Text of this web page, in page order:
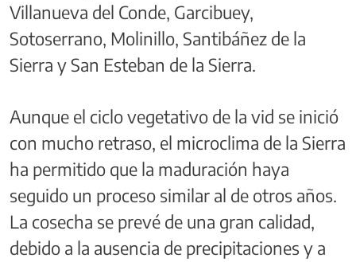
Villanueva del Conde, Garcibuey,
Sotoserrano, Molinillo, Santibáñez de la
Sierra y San Esteban de la Sierra.
Aunque el ciclo vegetativo de la vid se inició
con mucho retraso, el microclima de la Sierra
ha permitido que la maduración haya
seguido un proceso similar al de otros años.
La cosecha se prevé de una gran calidad,
debido a la ausencia de precipitaciones y a